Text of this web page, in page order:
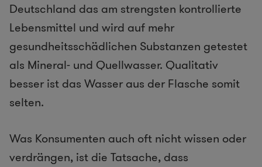
Deutschland das am strengsten kontrollierte
Lebensmittel und wird auf mehr
gesundheitsschädlichen Substanzen getestet
als Mineral- und Quellwasser. Qualitativ
besser ist das Wasser aus der Flasche somit
selten.
Was Konsumenten auch oft nicht wissen oder
verdrängen, ist die Tatsache, dass